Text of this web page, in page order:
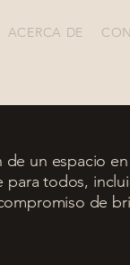
ACERCA DE
un espacio
todos,
de